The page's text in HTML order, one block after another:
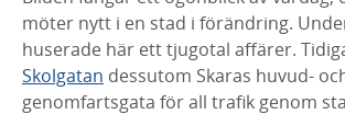
möter nytt i en stad i förändring.
huserade här ett tjugotal affärer.
Skolgatan dessutom Skaras huvud-
genomfartsgata för all trafik genom